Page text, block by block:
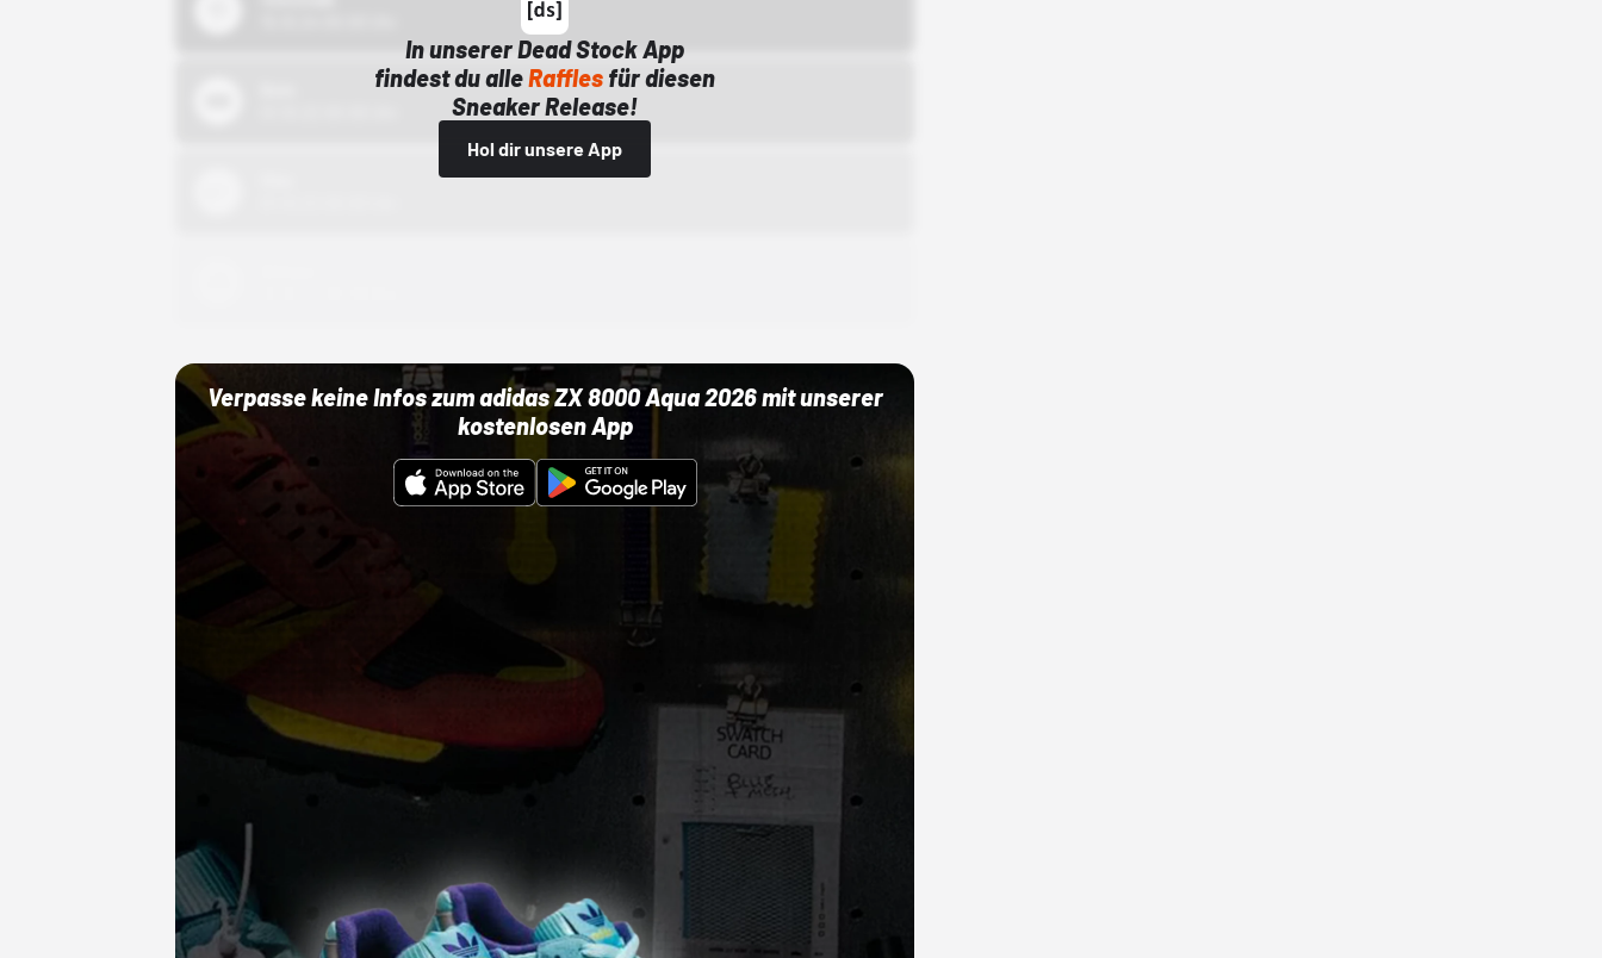
In unserer Dead Stock App
findest du alleRaffles für diesen
Sneaker Release!
Hol dir unsere App
Verpasse keine Infos zum adidas ZX 8000 Aqua 2026 mit unserer
kostenlosen App